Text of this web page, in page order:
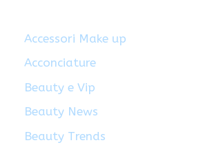
Accessori Make up
Acconciature
Beauty e Vip
Beauty News
Beauty Trends